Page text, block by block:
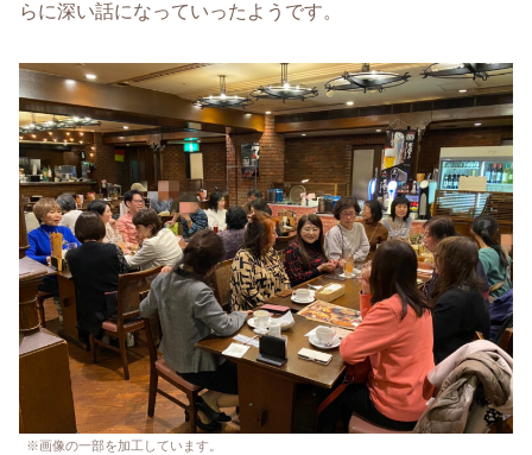
らに深い話になっていったようです。
※画像の一部を加工しています。